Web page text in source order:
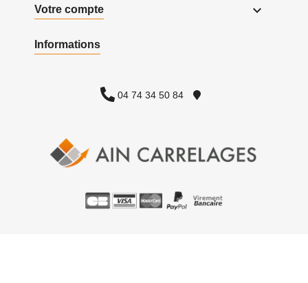
Votre compte 
Informations
04 74 34 50 84